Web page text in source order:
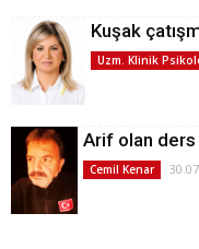
Kuşak
Uzm. Klinik
Arif olan ders
Cemil Kenar